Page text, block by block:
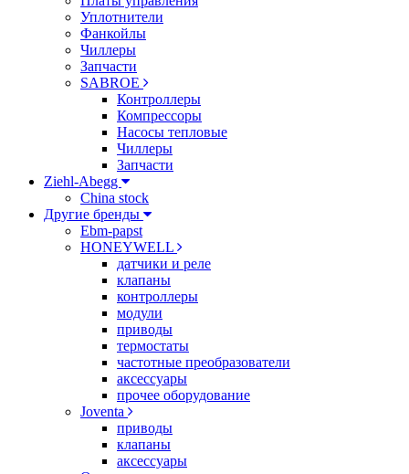
Уплотнители
Фанкойлы
Чиллеры
Запчасти
SABROE
Контроллеры
Компрессоры
Насосы тепловые
Чиллеры
Запчасти
Ziehl-Abegg
China stock
Другие бренды
Ebm-papst
HONEYWELL
датчики и реле
клапаны
контроллеры
модули
приводы
термостаты
частотные преобразователи
аксессуары
прочее оборудование
Joventa
приводы
клапаны
аксессуары